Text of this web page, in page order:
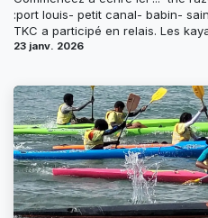
:port louis- petit canal- babin-
TKC a participé en relais. Les
23 janv. 2026